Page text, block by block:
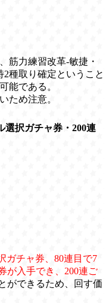
筋力練習改革-敏捷・
種取り確定ということ
能である。
ため注意。
選択ガチャ券・200連
ガチャ券、80連目で7
が入手でき、200連ご
ができるため、回す価